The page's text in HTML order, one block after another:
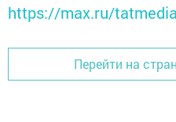
https://max.ru/tatmedia
Перейти на